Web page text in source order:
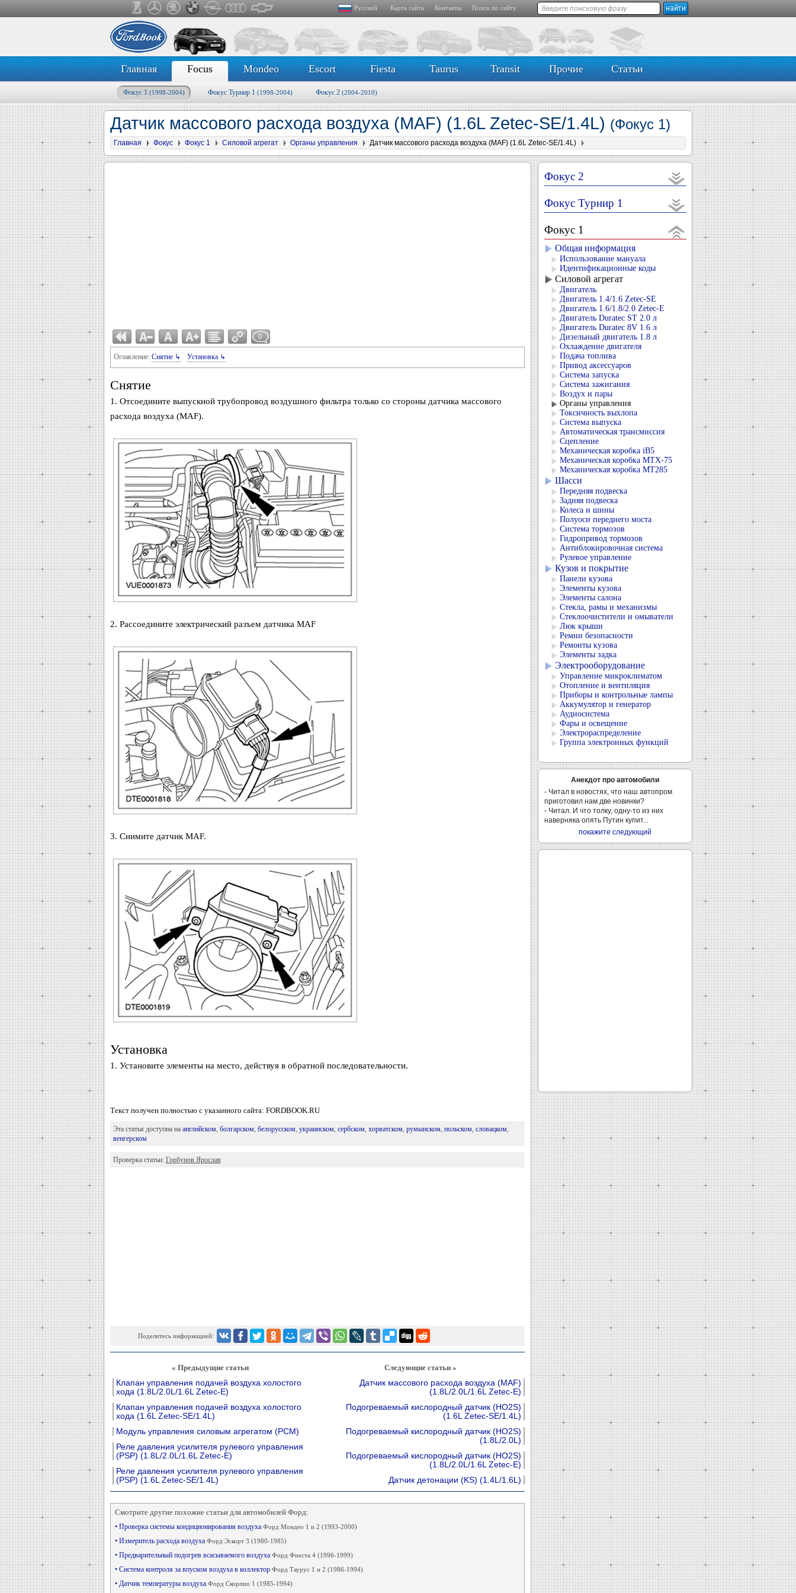
Русский Карта сайта Контакты Поиск по сайту
Главная Focus Mondeo Escort Fiesta Taurus Transit Прочие Статьи
Фокус 1 (1998-2004) Фокус Турнир 1 (1998-2004) Фокус 2 (2004-2010)
Датчик массового расхода воздуха (MAF) (1.6L Zetec-SE/1.4L) (Фокус 1)
Главная Фокус Фокус 1 Силовой агрегат Органы управления Датчик массового расхода воздуха (MAF) (1.6L Zetec-SE/1.4L)
0
Оглавление: Снятие ↳ Установка ↳
Снятие
1. Отсоедините выпускной трубопровод воздушного фильтра только со стороны датчика массового
расхода воздуха (MAF).
2. Рассоедините электрический разъем датчика MAF
3. Снимите датчик MAF.
Установка
1. Установите элементы на место, действуя в обратной последовательности.
Текст получен полностью с указанного сайта: FORDBOOK.RU
Эта статья доступна на английском, болгарском, белорусском, украинском, сербском, хорватском, румынском, польском, словацком,
венгерском
Проверка статьи: Горбунов Ярослав
Поделитесь информацией:
« Предыдущие статьи
Клапан управления подачей воздуха холостого
хода (1.8L/2.0L/1.6L Zetec-E)
Клапан управления подачей воздуха холостого
хода (1.6L Zetec-SE/1.4L)
Модуль управления силовым агрегатом (РСМ)
Реле давления усилителя рулевого управления
(PSP) (1.8L/2.0L/1.6L Zetec-E)
Реле давления усилителя рулевого управления
(PSP) (1.6L Zetec-SE/1.4L)
Следующие статьи »
Датчик массового расхода воздуха (MAF)
(1.8L/2.0L/1.6L Zetec-E)
Подогреваемый кислородный датчик (HO2S)
(1.6L Zetec-SE/1.4L)
Подогреваемый кислородный датчик (HO2S)
(1.8L/2.0L)
Подогреваемый кислородный датчик (HO2S)
(1.8L/2.0L/1.6L Zetec-E)
Датчик детонации (KS) (1.4L/1.6L)
Смотрите другие похожие статьи для автомобилей Форд:
• Проверка системы кондиционирования воздуха Форд Мондео 1 и 2 (1993-2000)
• Измеритель расхода воздуха Форд Эскорт 3 (1980-1985)
• Предварительный подогрев всасываемого воздуха Форд Фиеста 4 (1996-1999)
• Система контроля за впуском воздуха в коллектор Форд Таурус 1 и 2 (1986-1994)
• Датчик температуры воздуха Форд Скорпио 1 (1985-1994)
Фокус 2
Фокус Турнир 1
Фокус 1
Общая информация
Использование мануала
Идентификационные коды
Силовой агрегат
Двигатель
Двигатель 1.4/1.6 Zetec-SE
Двигатель 1.6/1.8/2.0 Zetec-E
Двигатель Duratec ST 2.0 л
Двигатель Duratec 8V 1.6 л
Дизельный двигатель 1.8 л
Охлаждение двигателя
Подача топлива
Привод аксессуаров
Система запуска
Система зажигания
Воздух и пары
Органы управления
Токсичность выхлопа
Система выпуска
Автоматическая трансмиссия
Сцепление
Механическая коробка iB5
Механическая коробка MTX-75
Механическая коробка MT285
Шасси
Передняя подвеска
Задняя подвеска
Колеса и шины
Полуоси переднего моста
Система тормозов
Гидропривод тормозов
Антиблокировочная система
Рулевое управление
Кузов и покрытие
Панели кузова
Элементы кузова
Элементы салона
Стекла, рамы и механизмы
Стеклоочистители и омыватели
Люк крыши
Ремни безопасности
Ремонты кузова
Элементы задка
Электрооборудование
Управление микроклиматом
Отопление и вентиляция
Приборы и контрольные лампы
Аккумулятор и генератор
Аудиосистема
Фары и освещение
Электрораспределение
Группа электронных функций
Анекдот про автомобили
- Читал в новостях, что наш автопром
приготовил нам две новинки?
- Читал. И что толку, одну-то из них
наверняка опять Путин купит...
покажите следующий